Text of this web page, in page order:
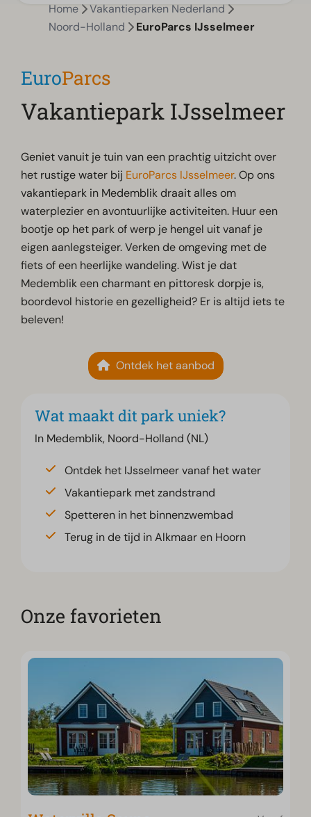
Home
Vakantieparken Nederland
Noord-Holland
EuroParcs IJsselmeer
EuroParcs
Vakantiepark IJsselmeer
Geniet vanuit je tuin van een prachtig uitzicht over
het rustige water bij EuroParcs IJsselmeer. Op ons
vakantiepark in Medemblik draait alles om
waterplezier en avontuurlijke activiteiten. Huur een
bootje op het park of werp je hengel uit vanaf je
eigen aanlegsteiger. Verken de omgeving met de
fiets of een heerlijke wandeling. Wist je dat
Medemblik een charmant en pittoresk dorpje is,
boordevol historie en gezelligheid? Er is altijd iets te
beleven!
Ontdek het aanbod
Wat maakt dit park uniek?
In Medemblik, Noord-Holland (NL)
Ontdek het IJsselmeer vanaf het water
Vakantiepark met zandstrand
Spetteren in het binnenzwembad
Terug in de tijd in Alkmaar en Hoorn
Onze favorieten